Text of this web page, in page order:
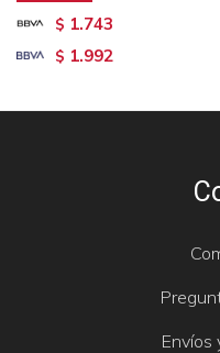
$ 1.743
$ 1.992
Envíos